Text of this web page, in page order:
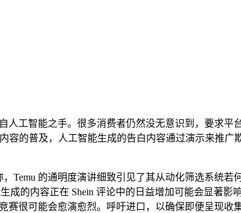
工智能之手。很多消费者仍然没无意识到，要求平
容的普及，人工智能生成的告白内容通过演示来推
的通明度演讲细致引见了其从动化筛选系统若
成的内容正在 Shein 评论中的日益增加可能会显著
很可能会愈演愈烈。呼吁进口，以确保即便呈现收